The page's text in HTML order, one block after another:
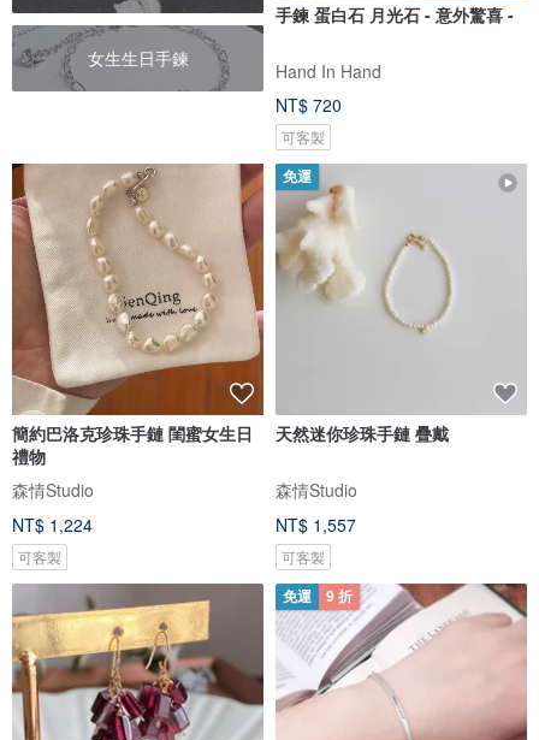
女生生日手鍊
手鍊 蛋白石 月光石 - 意外驚喜 -
Hand In Hand
NT$ 720
可客製
簡約巴洛克珍珠手鏈 閨蜜女生日
禮物
森情Studio
NT$ 1,224
可客製
免運
天然迷你珍珠手鏈 疊戴
森情Studio
NT$ 1,557
可客製
免運 9 折